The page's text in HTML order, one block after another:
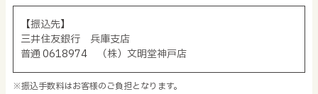
【振込先】
三井住友銀行 兵庫支店
普通 0618974 （株）文明堂神戸店
※振込手数料はお客様のご負担となります。